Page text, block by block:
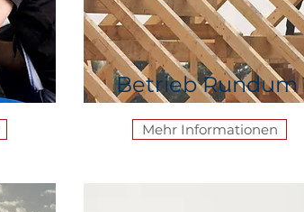
Betrieb Rundum
Mehr Informationen